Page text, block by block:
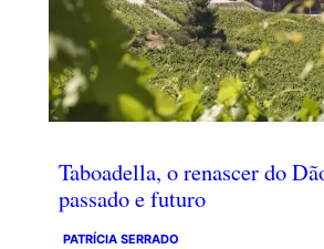
Taboadella, o renascer do
passado e futuro
PATRÍCIA SERRADO